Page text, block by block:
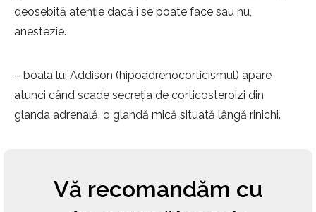
deosebită atenție dacă i se poate face sau nu,
anestezie.
– boala lui Addison (hipoadrenocorticismul) apare
atunci când scade secreția de corticosteroizi din
glanda adrenală, o glandă mică situată lângă rinichi.
Vă recomandăm cu